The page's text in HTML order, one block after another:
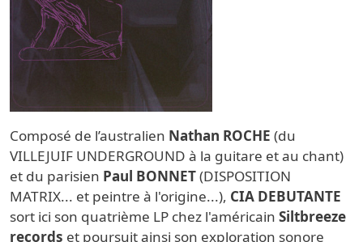
Composé de l’australien Nathan ROCHE (du
VILLEJUIF UNDERGROUND à la guitare et au chant)
et du parisien Paul BONNET(DISPOSITION
MATRIX... et peintre à l'origine...), CIA DEBUTANTE
sort ici son quatrième LP chez l'américain Siltbreeze
records et poursuit ainsi son exploration sonore